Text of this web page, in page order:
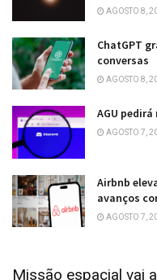
AGOSTO 8,
ChatGPT
conversas
AGOSTO 8,
AGU
AGOSTO 7,
Airbnb
avanços
AGOSTO 7,
Missão espacial vai